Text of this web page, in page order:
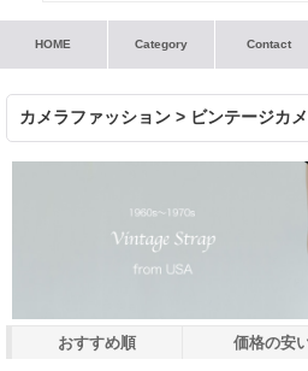
HOME Category Contact
カメラファッション > ビンテージカ
おすすめ順 価格の安